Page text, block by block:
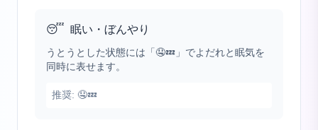
😴 眠い・ぼんやり
うとうとした状態には「🤤💤」でよだれと眠気を
同時に表せます。
推奨: 🤤💤